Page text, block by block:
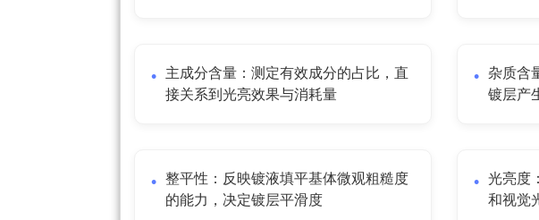
主成分含量：测定有效成分的占比，直
接关系到光亮效果与消耗量
杂质含
镀层产
整平性：反映镀液填平基体微观粗糙度
的能力，决定镀层平滑度
光亮度
和视觉